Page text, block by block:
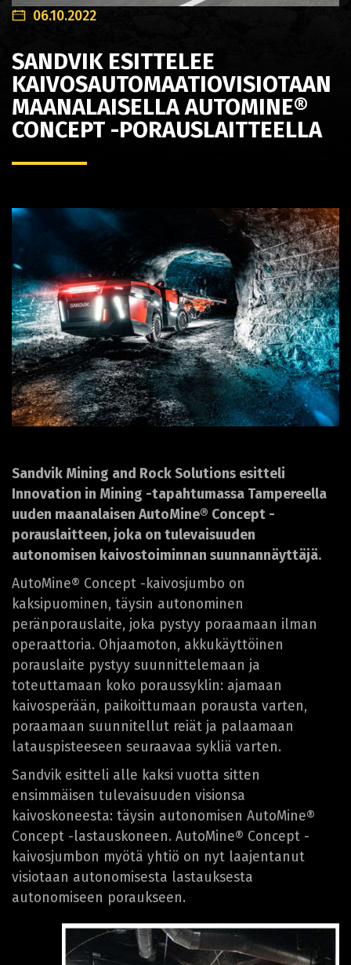
06.10.2022
SANDVIK ESITTELEE
KAIVOSAUTOMAATIOVISIOTAAN
MAANALAISELLA AUTOMINE®
CONCEPT -PORAUSLAITTEELLA
Sandvik Mining and Rock Solutions esitteli
Innovation in Mining -tapahtumassa Tampereella
uuden maanalaisen AutoMine® Concept -
porauslaitteen, joka on tulevaisuuden
autonomisen kaivostoiminnan suunnannäyttäjä.
AutoMine® Concept -kaivosjumbo on
kaksipuominen, täysin autonominen
peränporauslaite, joka pystyy poraamaan ilman
operaattoria. Ohjaamoton, akkukäyttöinen
porauslaite pystyy suunnittelemaan ja
toteuttamaan koko poraussyklin: ajamaan
kaivosperään, paikoittumaan porausta varten,
poraamaan suunnitellut reiät ja palaamaan
latauspisteeseen seuraavaa sykliä varten.
Sandvik esitteli alle kaksi vuotta sitten
ensimmäisen tulevaisuuden visionsa
kaivoskoneesta: täysin autonomisen AutoMine®
Concept -lastauskoneen. AutoMine® Concept -
kaivosjumbon myötä yhtiö on nyt laajentanut
visiotaan autonomisesta lastauksesta
autonomiseen poraukseen.